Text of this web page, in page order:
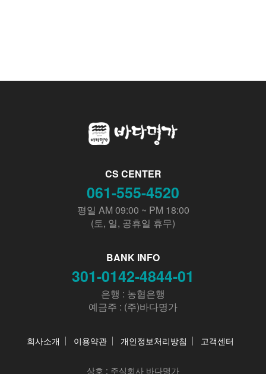
CS CENTER
061-555-4520
평일 AM 09:00 ~ PM 18:00
(토, 일, 공휴일 휴무)
BANK INFO
301-0142-4844-01
은행 : 농협은행
예금주 : (주)바다명가
회사소개 이용약관 개인정보처리방침 고객센터
상호 : 주식회사 바다명가